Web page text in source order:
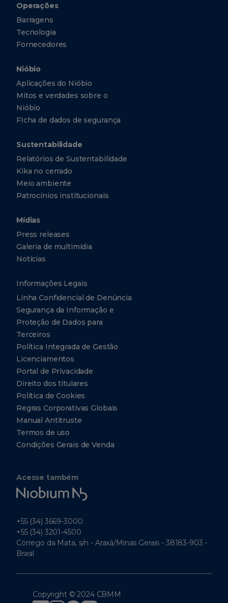
Operações
Barragens
Tecnologia
Fornecedores
Nióbio
Aplicações do Nióbio
Mitos e verdades sobre o
Nióbio
FIcha de dados de segurança
Sustentabilidade
Relatórios de Sustentabilidade
Kika no cerrado
Meio ambiente
Patrocínios institucionais
Mídias
Press releases
Galeria de multimídia
Notícias
Informações Legais
Linha Confidencial de Denúncia
Segurança da Informação e
Proteção de Dados para
Terceiros
Política Integrada de Gestão
Licenciamentos
Portal de Privacidade
Direito dos titulares
Política de Cookies
Regras Corporativas Globais
Manual Antitruste
Termos de uso
Condições Gerais de Venda
Acesse também
Niobium
Tech
+55 (34) 3669-3000
+55 (34) 3201-4500
Córrego da Mata, s/n - Araxá/Minas Gerais - 38183-903 -
Brasil
Copyright © 2024 CBMM